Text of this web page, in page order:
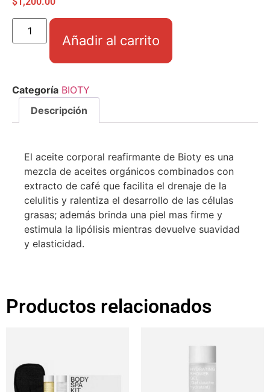
Añadir al carrito
Categoría BIOTY
Descripción
El aceite corporal reafirmante de Bioty es una
mezcla de aceites orgánicos combinados con
extracto de café que facilita el drenaje de la
celulitis y ralentiza el desarrollo de las células
grasas; además brinda una piel mas firme y
estimula la lipólisis mientras devuelve suavidad
y elasticidad.
Productos relacionados